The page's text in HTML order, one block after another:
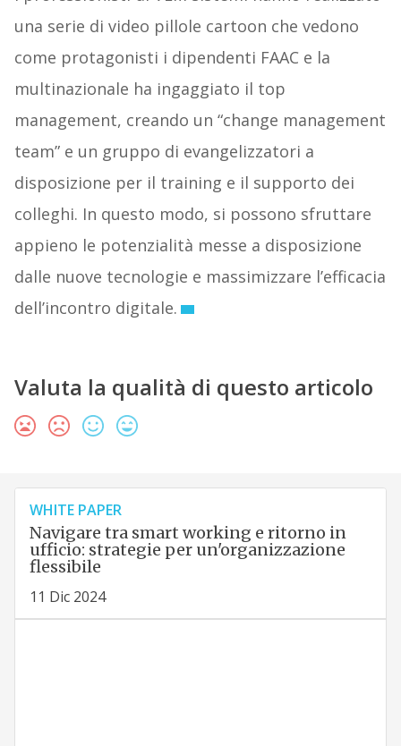
una serie di video pillole cartoon che vedono
come protagonisti i dipendenti FAAC e la
multinazionale ha ingaggiato il top
management, creando un “change management
team” e un gruppo di evangelizzatori a
disposizione per il training e il supporto dei
colleghi. In questo modo, si possono sfruttare
appieno le potenzialità messe a disposizione
dalle nuove tecnologie e massimizzare l’efficacia
dell’incontro digitale.
Valuta la qualità di questo articolo
WHITE PAPER
Navigare tra smart working e ritorno in
ufficio: strategie per un'organizzazione
flessibile
11 Dic 2024